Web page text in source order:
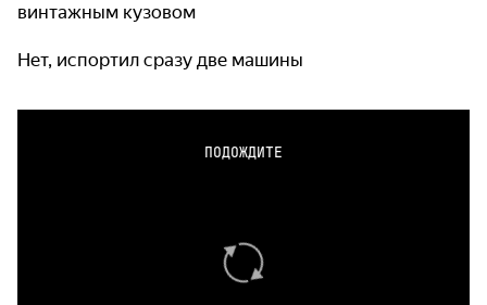
винтажным кузовом
Нет, испортил сразу две машины
ПОДОЖДИТЕ